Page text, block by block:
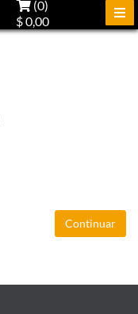
(0)
$ 0,00
Continuar